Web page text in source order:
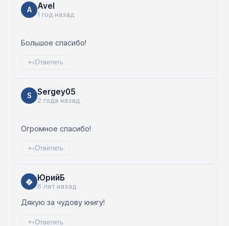
A Avel
1 год назад
Большое спасибо!
Ответить
S Sergey05
2 года назад
Огромное спасибо!
Ответить
� ЮрийБ
6 лет назад
Дякую за чудову книгу!
Ответить